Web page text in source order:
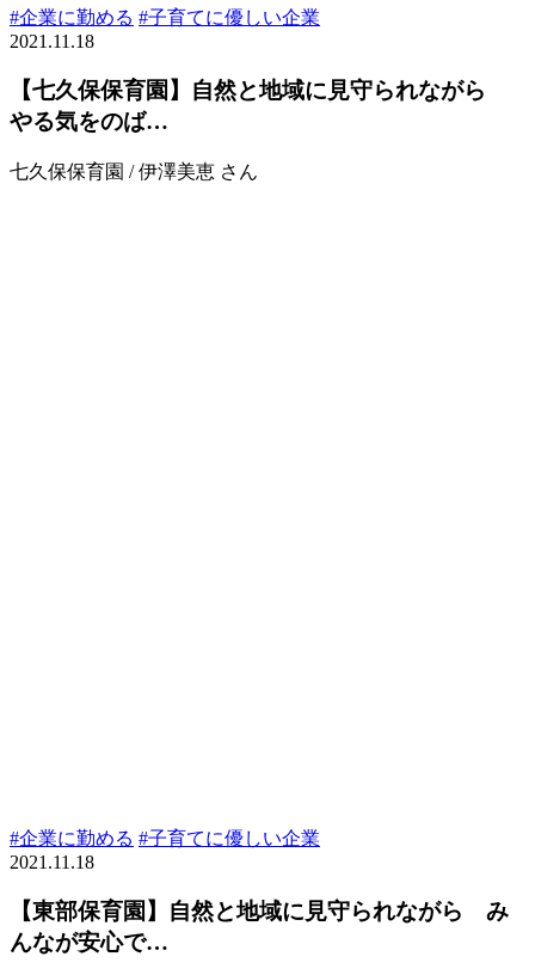
#企業に勤める #子育てに優しい企業
2021.11.18
【七久保保育園】自然と地域に見守られながら
やる気をのば…
七久保保育園 / 伊澤美恵 さん
#企業に勤める #子育てに優しい企業
2021.11.18
【東部保育園】自然と地域に見守られながら み
んなが安心で…